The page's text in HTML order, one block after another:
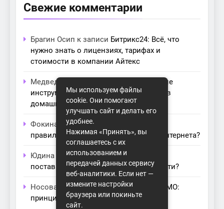
Свежие комментарии
Брагин Осип к записи Битрикс24: Всё, что
нужно знать о лицензиях, тарифах и
стоимости в компании Айтекс
Медведева Амалия
Основные
инструменты для создания серверов в
домашних условиях
Фокина Невак записи
правильный модем для домашнего интернета?
Юдина Ивонак записиПроблемы с
поставщиками интернета: как их обойти?
Носова Агатак записиТехнология MIMO:
принципы работы и её преимущества
Мы используем файлы
cookie. Они помогают
улучшать сайт и делать его
удобнее.
Нажимая «Принять», вы
соглашаетесь с их
использованием и
передачей данных сервису
веб-аналитики. Если нет —
измените настройки
браузера или покиньте
сайт.